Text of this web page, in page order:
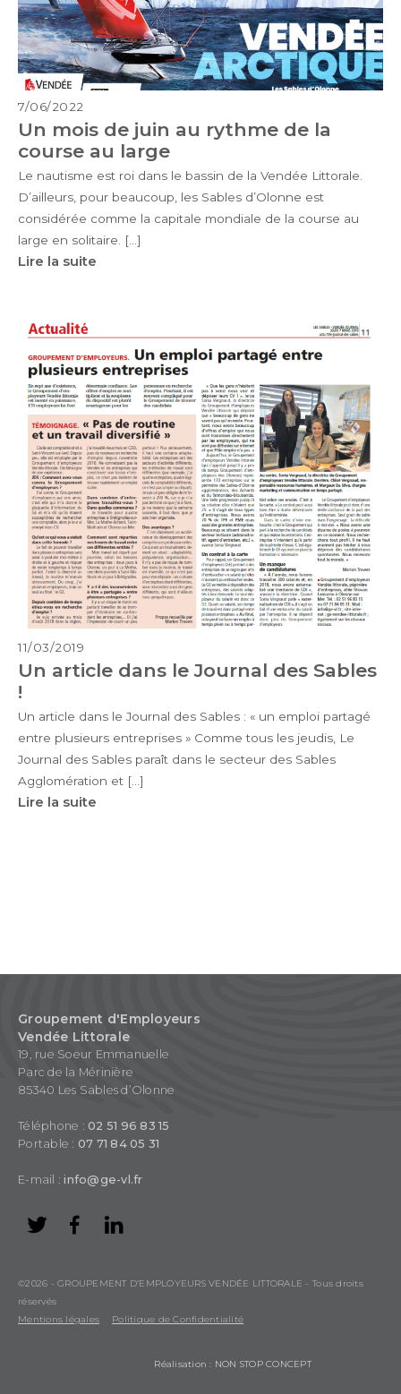
7/06/2022
Un mois de juin au rythme de la
course au large
Le nautisme est roi dans le bassin de la Vendée Littorale.
D’ailleurs, pour beaucoup, les Sables d’Olonne est
considérée comme la capitale mondiale de la course au
large en solitaire. […]
Lire la suite
11/03/2019
Un article dans le Journal des Sables
!
Un article dans le Journal des Sables : « un emploi partagé
entre plusieurs entreprises » Comme tous les jeudis, Le
Journal des Sables paraît dans le secteur des Sables
Agglomération et […]
Lire la suite
Groupement d'Employeurs
Vendée Littorale
19, rue Soeur Emmanuelle
Parc de la Mérinière
85340 Les Sables d’Olonne
Téléphone : 02 51 96 83 15
Portable : 07 71 84 05 31
E-mail : info@ge-vl.fr
©2026 - GROUPEMENT D’EMPLOYEURS VENDÉE LITTORALE - Tous droits
réservés
Mentions légales
Politique de Confidentialité
Réalisation : NON STOP CONCEPT